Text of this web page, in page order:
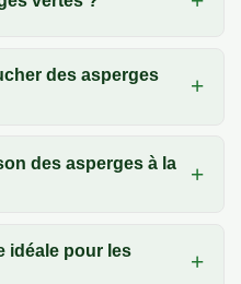
des asperges
des asperges à la
idéale pour les